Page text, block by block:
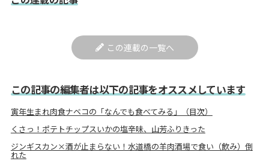
この連載の一覧へ
この記事の編集者は以下の記事をオススメしています
寅年生まれ肉食ナベコの「なんでも食べてみる」（目次）
くさっ！ポテトチップスいかの塩辛味、山芳ふりきった
ジンギスカン×酒が止まらない！水道橋の羊肉酒場で食い（飲み）倒
れた